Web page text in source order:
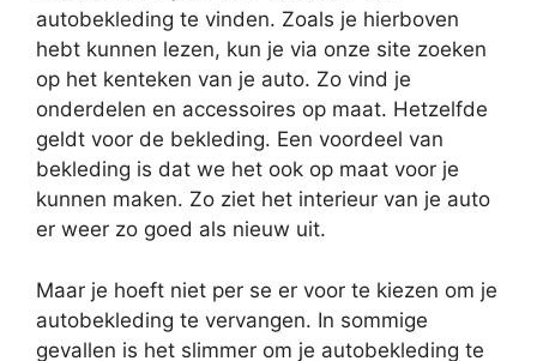
autobekleding te vinden. Zoals je hierboven
hebt kunnen lezen, kun je via onze site zoeken
op het kenteken van je auto. Zo vind je
onderdelen en accessoires op maat. Hetzelfde
geldt voor de bekleding. Een voordeel van
bekleding is dat we het ook op maat voor je
kunnen maken. Zo ziet het interieur van je auto
er weer zo goed als nieuw uit.
Maar je hoeft niet per se er voor te kiezen om je
autobekleding te vervangen. In sommige
gevallen is het slimmer om je autobekleding te